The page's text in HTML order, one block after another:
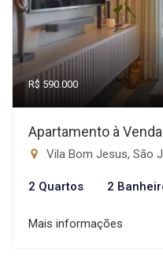
R$ 590.000
Apartamento à
Vila Bom Jesus, São
2 Quartos 2
Mais informações